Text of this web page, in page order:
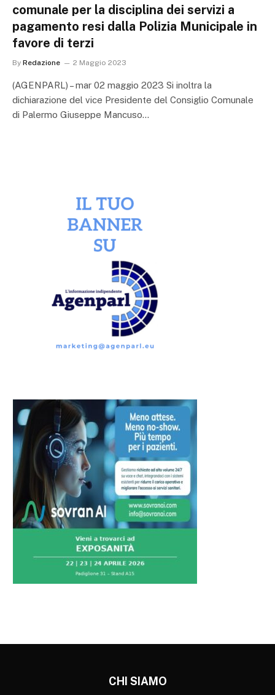
comunale per la disciplina dei servizi a
pagamento resi dalla Polizia Municipale in
favore di terzi
By Redazione 2 Maggio 2023
(AGENPARL) – mar 02 maggio 2023 Si inoltra la
dichiarazione del vice Presidente del Consiglio Comunale
di Palermo Giuseppe Mancuso…
CHI SIAMO